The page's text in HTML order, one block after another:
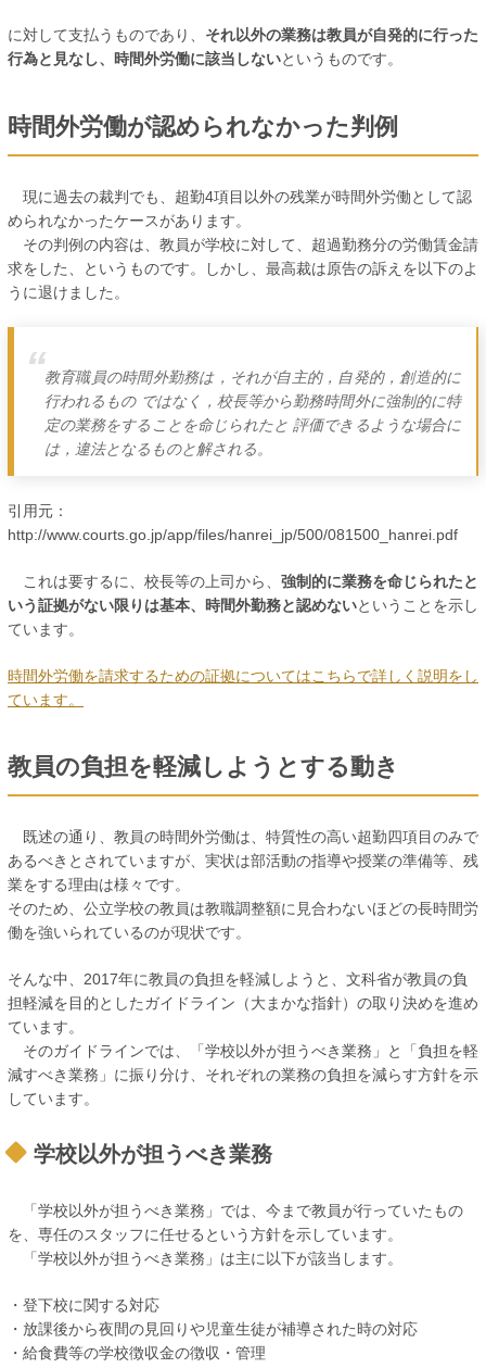
に対して支払うものであり、 それ以外の業務は教員が自発的に行った
行為と見なし、時間外労働に該当しないというものです。
時間外労働が認められなかった判例
現に過去の裁判でも、超勤4項目以外の残業が時間外労働として認
められなかったケースがあります。
その判例の内容は、教員が学校に対して、超過勤務分の労働賃金請
求をした、というものです。しかし、最高裁は原告の訴えを以下のよ
うに退けました。
教育職員の時間外勤務は，それが自主的，自発的，創造的に
行われるもの ではなく，校長等から勤務時間外に強制的に特
定の業務をすることを命じられたと 評価できるような場合に
は，違法となるものと解される。
引用元：
http://www.courts.go.jp/app/files/hanrei_jp/500/081500_hanrei.pdf
これは要するに、校長等の上司から、 強制的に業務を命じられたと
いう証拠がない限りは基本、時間外勤務と認めないということを示し
ています。
時間外労働を請求するための証拠についてはこちらで詳しく説明をし
ています。
教員の負担を軽減しようとする動き
既述の通り、教員の時間外労働は、特質性の高い超勤四項目のみで
あるべきとされていますが、実状は部活動の指導や授業の準備等、残
業をする理由は様々です。
そのため、公立学校の教員は教職調整額に見合わないほどの長時間労
働を強いられているのが現状です。
そんな中、2017年に教員の負担を軽減しようと、文科省が教員の負
担軽減を目的としたガイドライン（大まかな指針）の取り決めを進め
ています。
そのガイドラインでは、「学校以外が担うべき業務」と「負担を軽
減すべき業務」に振り分け、それぞれの業務の負担を減らす方針を示
しています。
学校以外が担うべき業務
「学校以外が担うべき業務」では、今まで教員が行っていたもの
を、専任のスタッフに任せるという方針を示しています。
「学校以外が担うべき業務」は主に以下が該当します。
・登下校に関する対応
・放課後から夜間の見回りや児童生徒が補導された時の対応
・給食費等の学校徴収金の徴収・管理